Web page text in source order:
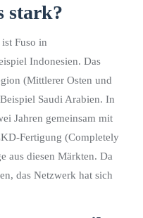
stark?
Fuso in
Indonesien. Das
(Mittlerer Osten und
Saudi Arabien. In
Jahren gemeinsam mit
Fertigung (Completely
aus diesen Märkten. Da
das Netzwerk hat sich